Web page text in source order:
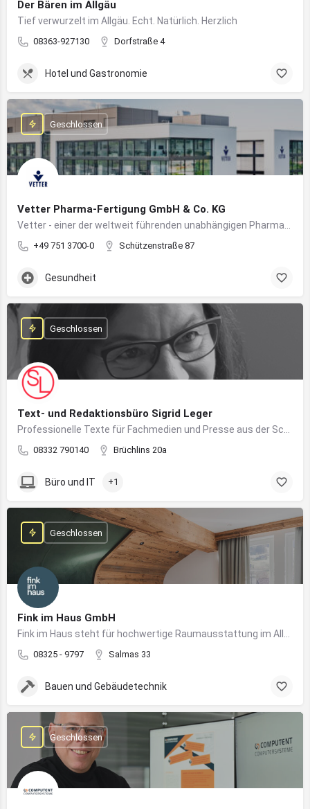
Der Bären im Allgäu
Tief verwurzelt im Allgäu. Echt. Natürlich. Herzlich
08363-927130 Dorfstraße 4
Hotel und Gastronomie
Vetter Pharma-Fertigung GmbH & Co. KG
+49 751 3700-0 Schützenstraße 87
Geschlossen
Gesundheit
Text- und Redaktionsbüro Sigrid Leger
08332 790140 Brüchlins 20a
Geschlossen
Büro und IT +1
Fink im Haus GmbH
08325 - 9797 Salmas 33
Geschlossen
Bauen und Gebäudetechnik
Geschlossen